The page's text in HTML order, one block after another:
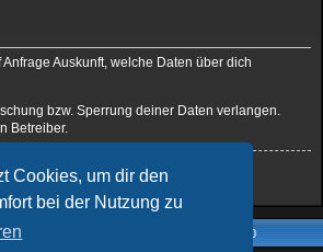
Cookies, um dir den
bei der Nutzung zu
Auskunft, welche Daten über dich
bzw. Sperrung deiner Daten verlangen.
Betreiber.
UTC+02:00